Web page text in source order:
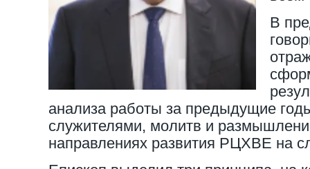
В
анализа работы за предыдущие
служителями, молитв и
направлениях развития РЦХВЕ на